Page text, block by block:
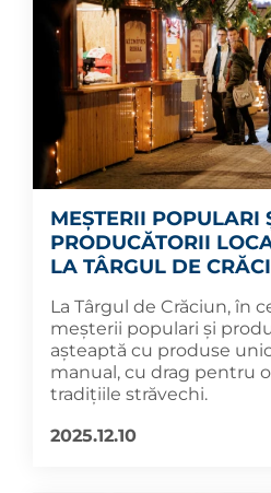
MEȘTERII POPULARI
PRODUCĂTORII
LA TÂRGUL DE
La Târgul de Crăciun, în
meșterii populari și
așteaptă cu produse
manual, cu drag pentru
tradițiile străvechi.
2025.12.10